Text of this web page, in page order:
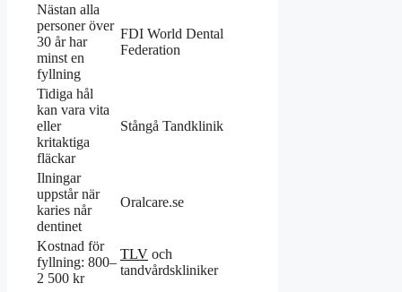
Nästan alla
personer över
30 år har
minst en
fyllning
FDI World Dental
Federation
Tidiga hål
kan vara vita
eller
kritaktiga
fläckar
Stångå Tandklinik
Ilningar
uppstår när
karies når
dentinet
Oralcare.se
Kostnad för
fyllning: 800–
2 500 kr
TLV och
tandvårdskliniker